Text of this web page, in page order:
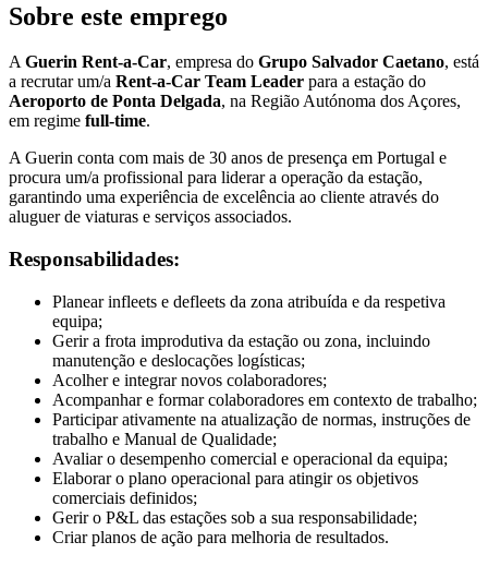
Sobre este emprego
AGuerin Rent-a-Car, empresa do Grupo Salvador Caetano, está
a recrutar um/a Rent-a-Car Team Leader para a estação do
Aeroporto de Ponta Delgada, na Região Autónoma dos Açores,
em regime full-time.
A Guerin conta com mais de 30 anos de presença em Portugal e
procura um/a profissional para liderar a operação da estação,
garantindo uma experiência de excelência ao cliente através do
aluguer de viaturas e serviços associados.
Responsabilidades:
Planear infleets e defleets da zona atribuída e da respetiva
equipa;
Gerir a frota improdutiva da estação ou zona, incluindo
manutenção e deslocações logísticas;
Acolher e integrar novos colaboradores;
Acompanhar e formar colaboradores em contexto de trabalho;
Participar ativamente na atualização de normas, instruções de
trabalho e Manual de Qualidade;
Avaliar o desempenho comercial e operacional da equipa;
Elaborar o plano operacional para atingir os objetivos
comerciais definidos;
Gerir o P&L das estações sob a sua responsabilidade;
Criar planos de ação para melhoria de resultados.